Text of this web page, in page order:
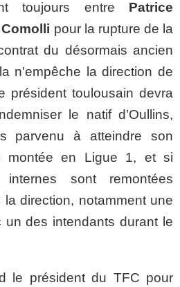
toujours entre Patrice
pour la rupture de la
du désormais ancien
n'empêche la direction de
président toulousain devra
le natif d’Oullins,
parvenu à atteindre son
montée en Ligue 1, et si
internes sont remontées
la direction, notamment une
un des intendants durant le
le président du TFC pour